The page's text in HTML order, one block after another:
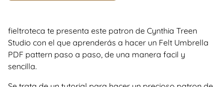
fieltroteca te presenta este patron de Cynthia Treen
Studio con el que aprenderás a hacer un Felt Umbrella
PDF pattern paso a paso, de una manera facil y
sencilla.